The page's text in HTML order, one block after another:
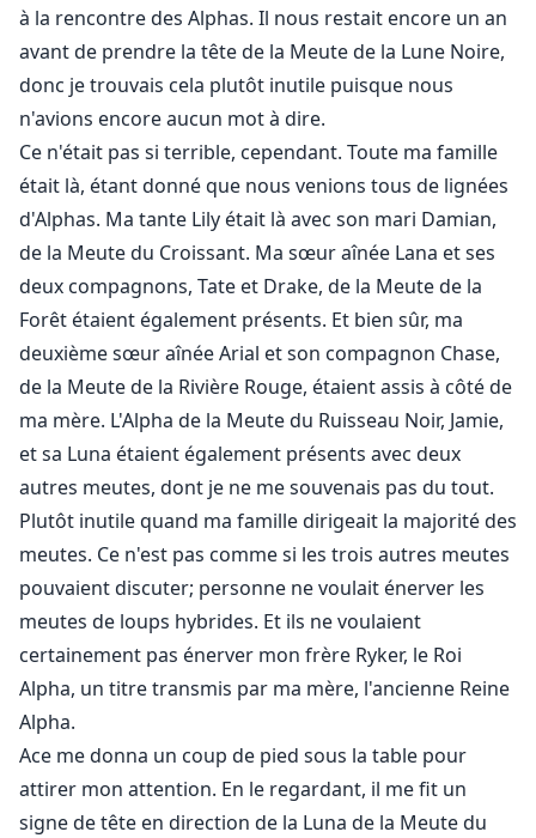
mutée, comme sa mère, et il y a un problème. Elle n'a
pas de loup. Les scientifiques qui ont expérimenté sur
elle lorsqu'elle était enfant ont tué son homologue
loup, la laissant plus vampire que loup. Maintenant,
non seulement les frères jumeaux doivent attendre
qu'elle grandisse, mais ils doivent aussi espérer qu'elle
les reconnaisse lorsqu'elle le fera.
Lucy a toujours été différente. Étant une mutation de
sa mère hybride, élevée par son beau-père, le Roi
Alpha et ses deux jeunes frères jumeaux, sa vie n'a
jamais été facile. Elle a passé la majorité de sa vie en
captivité avant que sa mère et son âme sœur ne la
sauvent de l'installation et ne la ramènent chez elle.
Elle ignore que les deux jeunes hommes qui ont
toujours été à ses côtés depuis son enfance et l'ont
aidée à grandir, cachent un secret. Elle est leur âme
sœur. Que se passera-t-il lorsque Lucy découvrira que
les jumeaux sont ses âmes sœurs et qu'ils le savent
depuis toujours ? Pourra-t-elle les voir autrement que
comme sa famille ?
à la rencontre des Alphas. Il nous restait encore un an
avant de prendre la tête de la Meute de la Lune Noire,
donc je trouvais cela plutôt inutile puisque nous
n'avions encore aucun mot à dire.
Ce n'était pas si terrible, cependant. Toute ma famille
était là, étant donné que nous venions tous de lignées
d'Alphas. Ma tante Lily était là avec son mari Damian,
de la Meute du Croissant. Ma sœur aînée Lana et ses
deux compagnons, Tate et Drake, de la Meute de la
Forêt étaient également présents. Et bien sûr, ma
deuxième sœur aînée Arial et son compagnon Chase,
de la Meute de la Rivière Rouge, étaient assis à côté de
ma mère. L'Alpha de la Meute du Ruisseau Noir, Jamie,
et sa Luna étaient également présents avec deux
autres meutes, dont je ne me souvenais pas du tout.
Plutôt inutile quand ma famille dirigeait la majorité des
meutes. Ce n'est pas comme si les trois autres meutes
pouvaient discuter; personne ne voulait énerver les
meutes de loups hybrides. Et ils ne voulaient
certainement pas énerver mon frère Ryker, le Roi
Alpha, un titre transmis par ma mère, l'ancienne Reine
Alpha.
Ace me donna un coup de pied sous la table pour
attirer mon attention. En le regardant, il me fit un
signe de tête en direction de la Luna de la Meute du